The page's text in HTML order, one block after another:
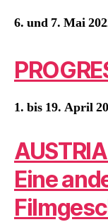
6. und 7. Mai
1. bis 19. April
Eine